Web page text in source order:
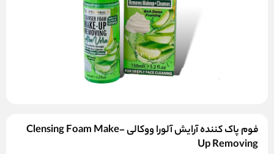
فوم پاک کننده آرایش آلورا ووکالی Clensing Foam Make-
Up Removing